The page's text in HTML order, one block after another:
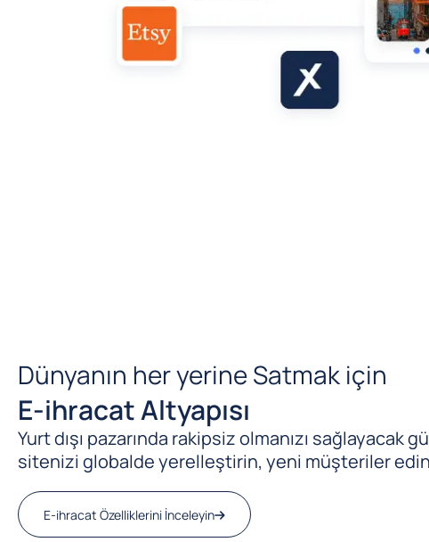
Dünyanın her yerine Satmak için
E-ihracat Altyapısı
Yurt dışı pazarında rakipsiz olmanızı
sitenizi globalde yerelleştirin, yeni müşteriler edinin
E-ihracat Özelliklerini İnceleyin